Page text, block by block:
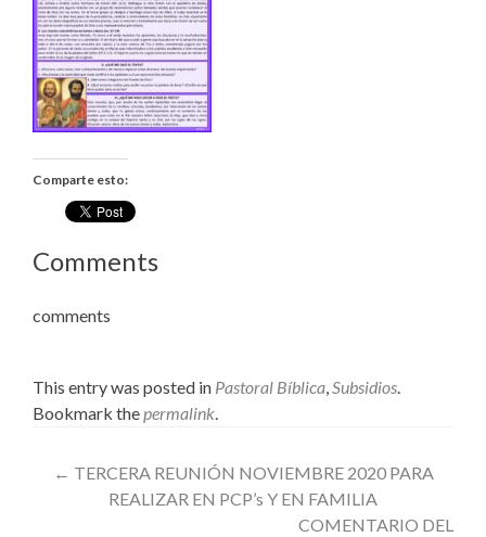
Comparte esto:
Comments
comments
This entry was posted in Pastoral Bíblica,Subsidios.
Bookmark thepermalink.
Post
navigation
← TERCERA REUNIÓN NOVIEMBRE 2020 PARA
REALIZAR EN PCP’s Y EN FAMILIA
COMENTARIO DEL